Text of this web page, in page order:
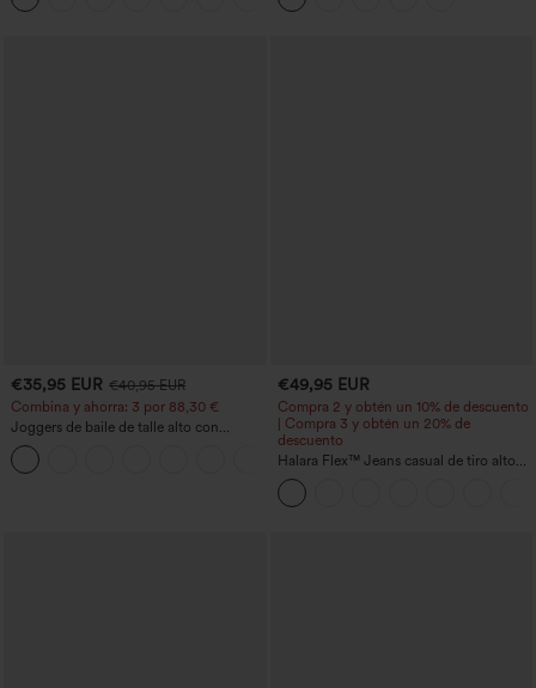
€35,95 EUR €40,95 EUR
Combina y ahorra: 3 por 88,30 €
Joggers de baile de talle alto con
cordón, fruncidos, corte cónico, secado
rápido, tacto fresco y bolsillos - UPF40+
€49,95 EUR
Compra 2 y obtén un 10% de descuento
| Compra 3 y obtén un 20% de
descuento
Halara Flex™ Jeans casual de tiro alto
con control abdominal, pernera ancha y
bolsillos